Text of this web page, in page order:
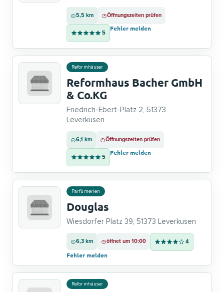
5,5 km Öffnungszeiten prüfen
5
Fehler melden
Reformhäuser
Reformhaus Bacher GmbH
& Co.KG
Friedrich-Ebert-Platz 2, 51373
Leverkusen
6,1 km Öffnungszeiten prüfen
5
Fehler melden
Parfümerien
Douglas
Wiesdorfer Platz 39, 51373 Leverkusen
6,3 km öffnet um 10:00 4
Fehler melden
Reformhäuser